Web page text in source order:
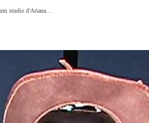
studio d'Ariana…